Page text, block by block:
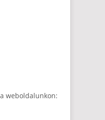
weboldalunkon: